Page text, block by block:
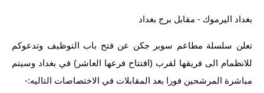
بغداد اليرموك - مقابل برج بغداد
تعلن سلسلة مطاعم سوبر جكن عن فتح باب التوظيف وتدعوكم
للانظمام الى فريقها لقرب (افتتاح فرعها العاشر) في بغداد وسيتم
مباشرة المرشحين فورا بعد المقابلات في الاختصاصات التاليه:-